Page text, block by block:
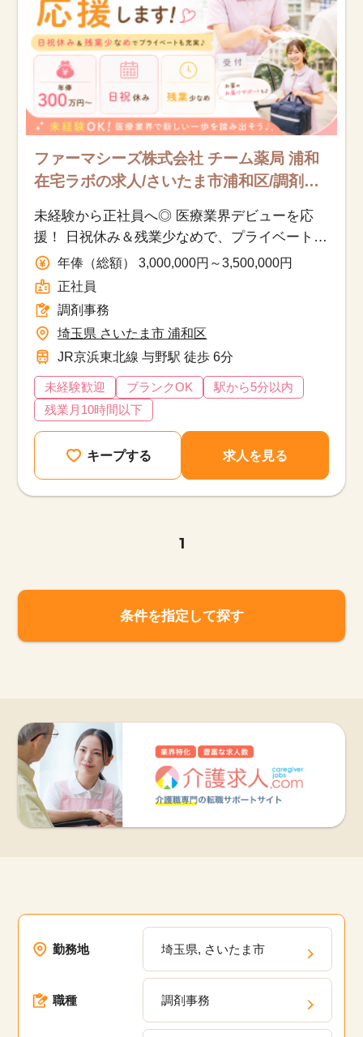
ファーマシーズ株式会社 チーム薬局 浦和
在宅ラボの求人/さいたま市浦和区/調剤事
未経験から正社員へ◎ 医療業界デビューを応
援！ 日祝休み＆残業少なめで、プライベートも
大切にできる調剤事務♪
年俸（総額） 3,000,000円～3,500,000円
正社員
調剤事務
埼玉県 さいたま市 浦和区
JR京浜東北線 与野駅 徒歩 6分
未経験歓迎 ブランクOK
駅から5分以内
残業月10時間以下
キープする 求人を見る
1
条件を指定して探す
勤務地 埼玉県, さいたま市
職種 調剤事務
該当件数
17,033 件
他の条件を選択